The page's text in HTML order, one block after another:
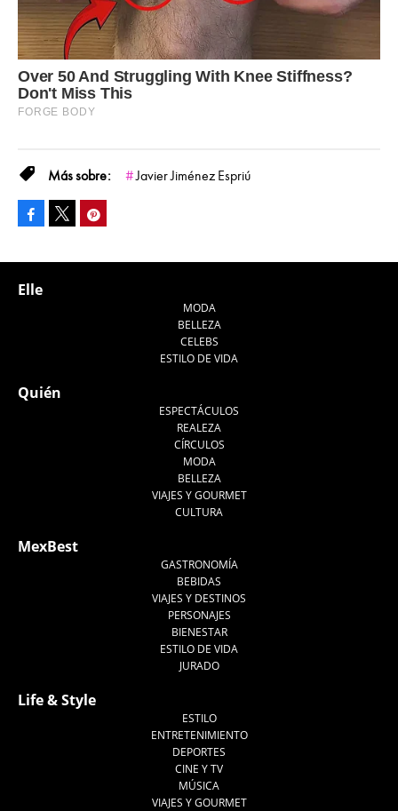
Javier Jiménez Espriú
Facebook
Elle
MODA
BELLEZA
CELEBS
ESTILO DE VIDA
Quién
ESPECTÁCULOS
REALEZA
CÍRCULOS
MODA
BELLEZA
VIAJES Y GOURMET
CULTURA
MexBest
GASTRONOMÍA
BEBIDAS
VIAJES Y DESTINOS
PERSONAJES
BIENESTAR
ESTILO DE VIDA
JURADO
Life & Style
ESTILO
ENTRETENIMIENTO
DEPORTES
CINE Y TV
MÚSICA
VIAJES Y GOURMET